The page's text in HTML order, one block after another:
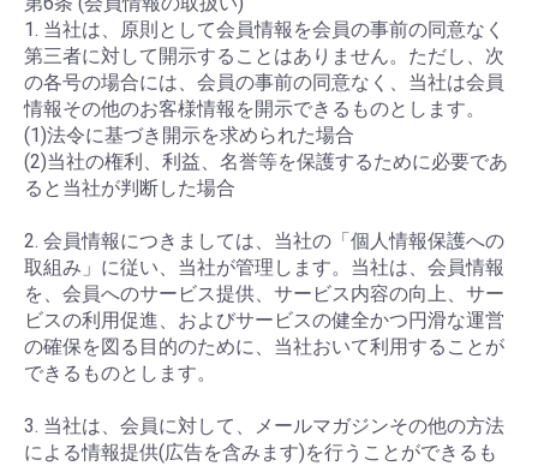
1. 当社は、原則として会員情報を会員の事前の同意なく
第三者に対して開示することはありません。ただし、次
の各号の場合には、会員の事前の同意なく、当社は会員
情報その他のお客様情報を開示できるものとします。
(1)法令に基づき開示を求められた場合
(2)当社の権利、利益、名誉等を保護するために必要であ
ると当社が判断した場合
2. 会員情報につきましては、当社の「個人情報保護への
取組み」に従い、当社が管理します。当社は、会員情報
を、会員へのサービス提供、サービス内容の向上、サー
ビスの利用促進、およびサービスの健全かつ円滑な運営
の確保を図る目的のために、当社おいて利用することが
できるものとします。
3. 当社は、会員に対して、メールマガジンその他の方法
による情報提供(広告を含みます)を行うことができるも